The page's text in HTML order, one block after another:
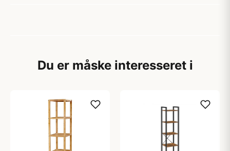
Du er måske interesseret i